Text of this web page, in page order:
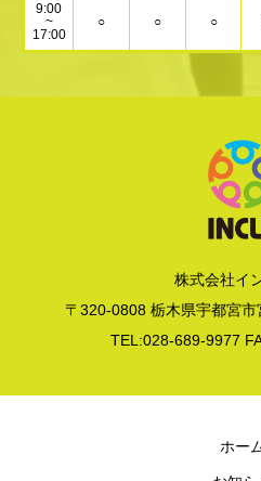
9:00
~
17:00
○ ○ ○
株式会社イ
〒320-0808 栃木県宇都宮
TEL:028-689-9977
ホー